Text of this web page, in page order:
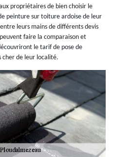
propriétaires de bien choisir le
peinture sur toiture ardoise de leur
leurs mains de différents devis
faire la comparaison et
le tarif de pose de
cher de leur localité.